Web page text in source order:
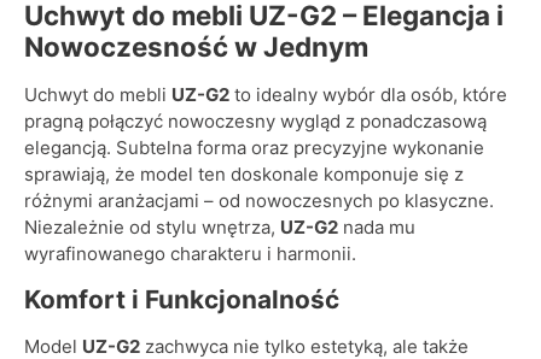
Uchwyt do mebli UZ-G2 – Elegancja i
Nowoczesność w Jednym
Uchwyt do mebli UZ-G2 to idealny wybór dla osób, które
pragną połączyć nowoczesny wygląd z ponadczasową
elegancją. Subtelna forma oraz precyzyjne wykonanie
sprawiają, że model ten doskonale komponuje się z
różnymi aranżacjami – od nowoczesnych po klasyczne.
Niezależnie od stylu wnętrza, UZ-G2 nada mu
wyrafinowanego charakteru i harmonii.
Komfort i Funkcjonalność
Model UZ-G2 zachwyca nie tylko estetyką, ale także